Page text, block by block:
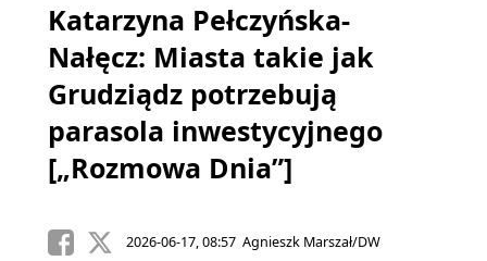
Katarzyna Pełczyńska-
Nałęcz: Miasta takie jak
Grudziądz potrzebują
parasola inwestycyjnego
[„Rozmowa Dnia”]
2026-06-17, 08:57 Agnieszk Marszał/DW